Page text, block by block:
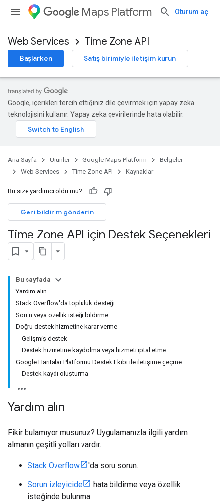
Maps Platform Oturum aç
Web Services Time Zone API
Başlarken Satış birimiyle iletişim kurun
Google, içerikleri tercih ettiğiniz dile çevirmek için yapay zeka
teknolojisini kullanır. Yapay zeka çevirilerinde hata olabilir.
Ana Sayfa Ürünler Google Maps Platform
Belgeler
Web Services
Time Zone API Kaynaklar
Bu size yardımcı oldu mu?
Geri bildirim gönderin
Time Zone API için Destek Seçenekleri
Bu sayfada
Yardım alın
Stack Overflow'da topluluk desteği
Sorun veya özellik isteği bildirme
Doğru destek hizmetine karar verme
Gelişmiş destek
Destek hizmetine kaydolma veya hizmeti iptal etme
Google Haritalar Platformu Destek Ekibi ile iletişime geçme
Destek kaydı oluşturma
Yardım alın
Fikir bulamıyor musunuz? Uygulamanızla ilgili yardım
almanın çeşitli yolları vardır.
Stack Overflow 'da soru sorun.
Sorun izleyicide
hata bildirme veya özellik
isteğinde bulunma